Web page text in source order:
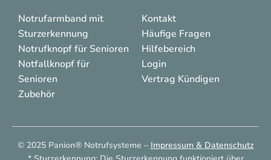
Notrufarmband mit
Sturzerkennung
Notrufknopf für Senioren
Notfallknopf für
Senioren
Zubehör
Kontakt
Häufige Fragen
Hilfebereich
Login
Vertrag Kündigen
© 2025 Panion® Notrufsysteme – Impressum & Datenschutz